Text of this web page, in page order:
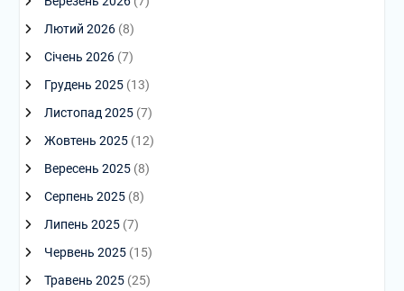
Лютий 2026(8)
Січень 2026(7)
Грудень 2025(13)
Листопад 2025(7)
Жовтень 2025(12)
Вересень 2025(8)
Серпень 2025(8)
Липень 2025(7)
Червень 2025(15)
Травень 2025(25)